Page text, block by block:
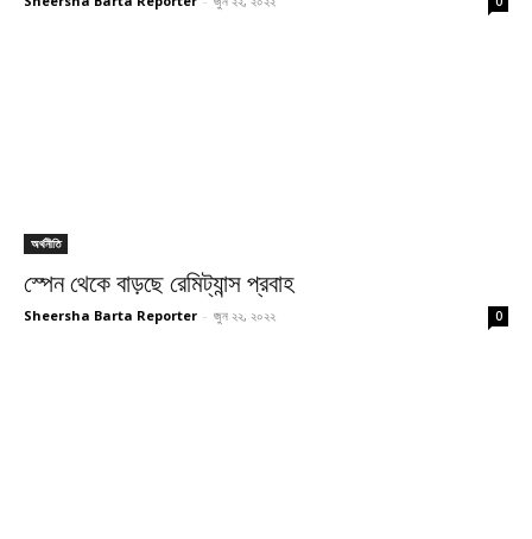
অর্থনীতি
স্পেন থেকে বাড়ছে রেমিট্যান্স প্রবাহ
Sheersha Barta Reporter - জুন ২২, ২০২২ 0